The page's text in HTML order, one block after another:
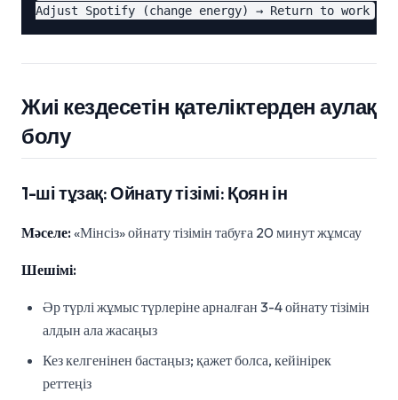
Жиі кездесетін қателіктерден аулақ
болу
1-ші тұзақ: Ойнату тізімі: Қоян ін
Мәселе:«Мінсіз» ойнату тізімін табуға 20 минут жұмсау
Шешімі:
Әр түрлі жұмыс түрлеріне арналған 3-4 ойнату тізімін
алдын ала жасаңыз
Кез келгенінен бастаңыз; қажет болса, кейінірек
реттеңіз